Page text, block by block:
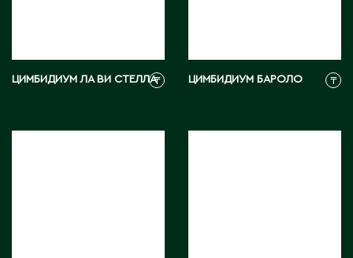
ЦИМБИДИУМ ЛА ВИ СТЕЛЛА₸ ЦИМБИДИУМ БАРОЛО ₸